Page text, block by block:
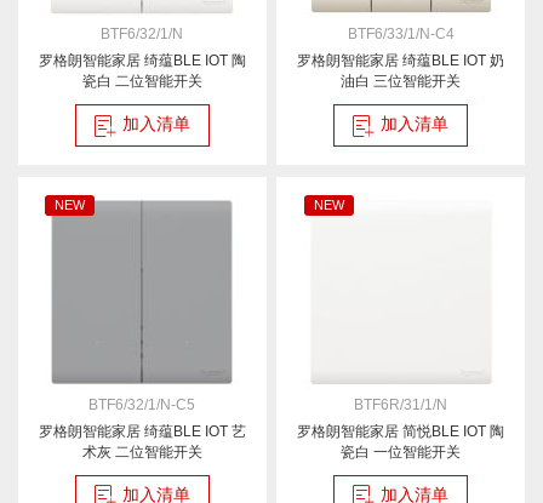
BTF6/32/1/N
罗格朗智能家居 绮蕴BLE IOT 陶
瓷白 二位智能开关
加入清单
BTF6/33/1/N-C4
罗格朗智能家居 绮蕴BLE IOT 奶
油白 三位智能开关
加入清单
NEW
BTF6/32/1/N-C5
罗格朗智能家居 绮蕴BLE IOT 艺
术灰 二位智能开关
加入清单
NEW
BTF6R/31/1/N
罗格朗智能家居 简悦BLE IOT 陶
瓷白 一位智能开关
加入清单